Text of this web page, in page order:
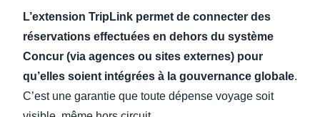
L’extension TripLink permet de connecter des
réservations effectuées en dehors du système
Concur (via agences ou sites externes) pour
qu’elles soient intégrées à la gouvernance globale.
C’est une garantie que toute dépense voyage soit